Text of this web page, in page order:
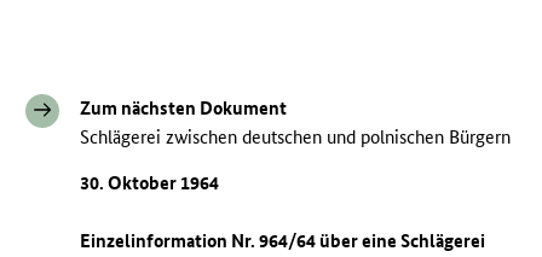
Zum nächsten Dokument
Schlägerei zwischen deutschen und polnischen Bürgern
30. Oktober 1964
Einzelinformation Nr. 964/64 über eine Schlägerei